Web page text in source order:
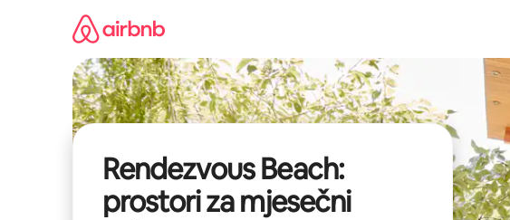
Rendezvous Beach:
prostori za mjesečni